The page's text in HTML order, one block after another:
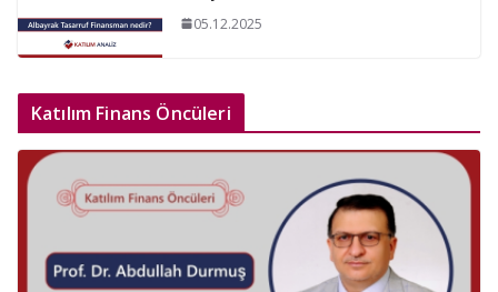
05.12.2025
Katılım Finans Öncüleri